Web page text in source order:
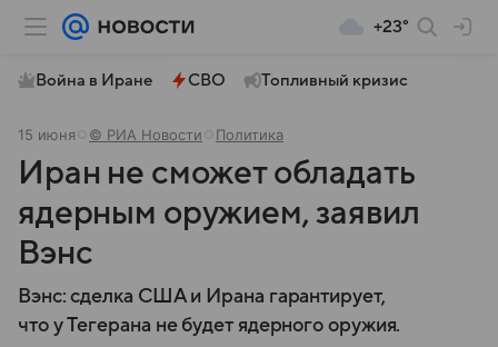
+23°
Война в Иране СВО Топливный кризис
15 июня © РИА Новости Политика
Иран не сможет обладать
ядерным оружием, заявил
Вэнс
Вэнс: сделка США и Ирана гарантирует,
что у Тегерана не будет ядерного оружия.